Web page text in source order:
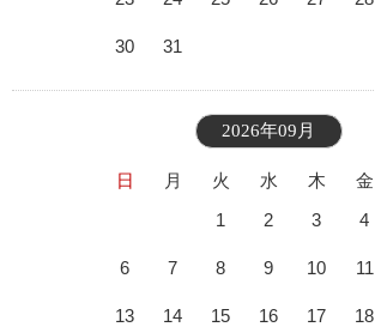
30 31
2026年09月
日 月 火 水 木 金
1
2 3 4
6 7 8 9 10 11
13 14 15 16 17 18